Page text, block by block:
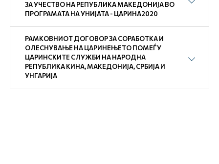
ЗА УЧЕСТВО НА РЕПУБЛИКА МАКЕДОНИЈА ВО
ПРОГРАМАТА НА УНИЈАТА - ЦАРИНА2020
РАМКОВНИОТ ДОГОВОР ЗА СОРАБОТКА И
ОЛЕСНУВАЊЕ НА ЦАРИНЕЊЕТО ПОМЕЃУ
ЦАРИНСКИТЕ СЛУЖБИ НА НАРОДНА
РЕПУБЛИКА КИНА, МАКЕДОНИЈА, СРБИЈА И
УНГАРИЈА